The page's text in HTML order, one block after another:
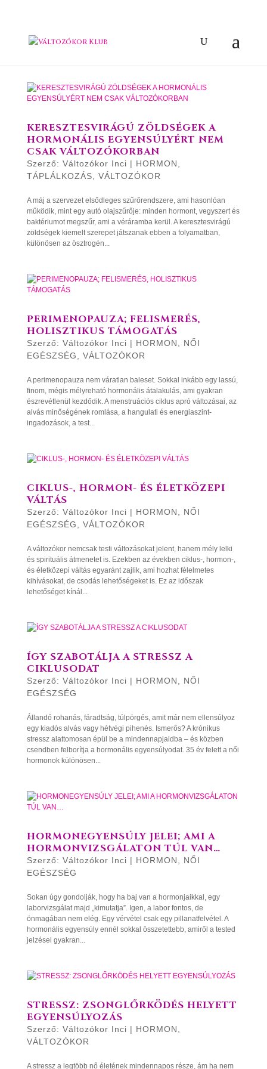
KERESZTESVIRÁGÚ ZÖLDSÉGEK A
HORMONÁLIS EGYENSÚLYÉRT NEM
CSAK VÁLTOZÓKORBAN
Szerző: Változókor Inci | HORMON
TÁPLÁLKOZÁS
VÁLTOZÓKOR
A máj a szervezet elsődleges szűrőrendszere, ami hasonlóan
működik, mint egy autó olajszűrője: minden hormont, vegyszert és
baktériumot megszűr, ami a véráramba kerül. A keresztesvirágú
zöldségek kiemelt szerepet játszanak ebben a folyamatban,
különösen az ösztrogén...
PERIMENOPAUZA; FELISMERÉS,
HOLISZTIKUS TÁMOGATÁS
Szerző: Változókor Inci | HORMON
NŐI
EGÉSZSÉG
VÁLTOZÓKOR
A perimenopauza nem váratlan baleset. Sokkal inkább egy lassú,
finom, mégis mélyreható hormonális átalakulás, ami gyakran
észrevétlenül kezdődik. A menstruációs ciklus apró változásai, az
alvás minőségének romlása, a hangulati és energiaszint-
ingadozások, a test...
CIKLUS-, HORMON- ÉS ÉLETKÖZEPI
VÁLTÁS
Szerző: Változókor Inci | HORMON
NŐI
EGÉSZSÉG
VÁLTOZÓKOR
A változókor nemcsak testi változásokat jelent, hanem mély lelki
és spirituális átmenetet is. Ezekben az években ciklus-, hormon-,
és életközepi váltás egyaránt zajlik, ami hozhat félelmetes
kihívásokat, de csodás lehetőségeket is. Ez az időszak
lehetőséget kínál...
ÍGY SZABOTÁLJA A STRESSZ A
CIKLUSODAT
Szerző: Változókor Inci | HORMON
NŐI
EGÉSZSÉG
Állandó rohanás, fáradtság, túlpörgés, amit már nem ellensúlyoz
egy kiadós alvás vagy hétvégi pihenés. Ismerős? A krónikus
stressz alattomosan épül be a mindennapjaidba – és közben
csendben felborítja a hormonális egyensúlyodat. 35 év felett a női
hormonok különösen...
HORMONEGYENSÚLY JELEI; AMI A
HORMONVIZSGÁLATON TÚL VAN…
Szerző: Változókor Inci | HORMON
NŐI
EGÉSZSÉG
Sokan úgy gondolják, hogy ha baj van a hormonjaikkal, egy
laborvizsgálat majd „kimutatja”. Igen, a labor fontos, de
önmagában nem elég. Egy vérvétel csak egy pillanatfelvétel. A
hormonális egyensúly ennél sokkal összetettebb, amiről a tested
jelzései gyakran...
STRESSZ: ZSONGLŐRKÖDÉS HELYETT
EGYENSÚLYOZÁS
Szerző: Változókor Inci | HORMON
VÁLTOZÓKOR
A stressz a legtöbb nő életének mindennapos része, ám ha nem